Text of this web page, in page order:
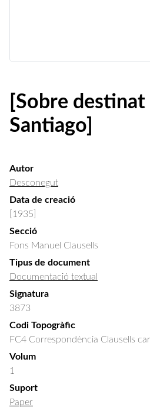
[Sobre
Santiago]
Autor
Desconegut
Data de creació
[1935]
Secció
Fons Manuel Clausells
Tipus de document
Documentació textual
Signatura
3873
Codi Topogràfic
FC4 Correspondència Clausells
Volum
1
Suport
Paper